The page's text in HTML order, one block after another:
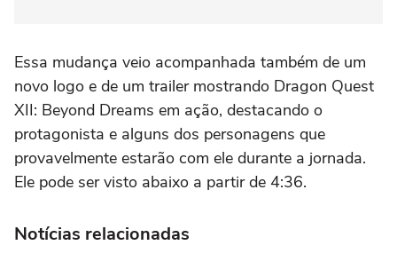
Essa mudança veio acompanhada também de um
novo logo e de um trailer mostrando Dragon Quest
XII: Beyond Dreams em ação, destacando o
protagonista e alguns dos personagens que
provavelmente estarão com ele durante a jornada.
Ele pode ser visto abaixo a partir de 4:36.
Notícias relacionadas